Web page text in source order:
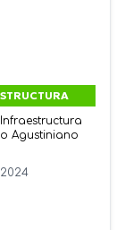
Agustiniano